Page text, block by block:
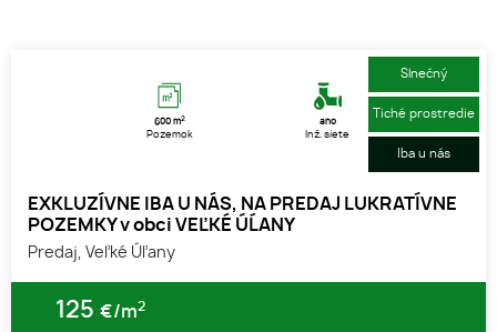
600 m2
Pozemok
áno
Inž. siete
EXKLUZÍVNE IBA U NÁS, NA PREDAJ LUKRATÍVNE
POZEMKY v obci VEĽKÉ ÚĹANY
Predaj, Veľké Úľany
125 €/m2
Slnečný
Tiché prostredie
Iba u nás